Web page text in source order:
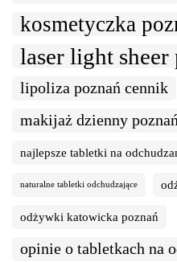
kosmetyczka
laser light sheer
lipoliza poznań cennik
makijaż dzienny poznań
najlepsze tabletki na
naturalne tabletki odchudzające
odżywki katowicka poznań
opinie o tabletkach na